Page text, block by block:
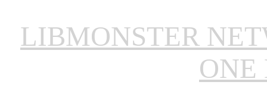
LIBMONSTER
ONE